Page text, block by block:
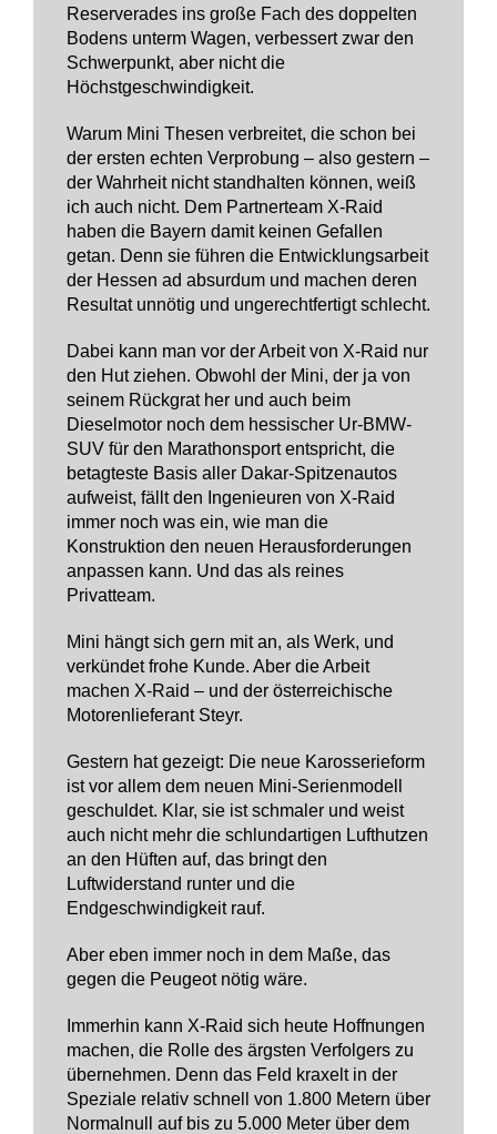
Reserverades ins große Fach des doppelten
Bodens unterm Wagen, verbessert zwar den
Schwerpunkt, aber nicht die
Höchstgeschwindigkeit.
Warum Mini Thesen verbreitet, die schon bei
der ersten echten Verprobung – also gestern –
der Wahrheit nicht standhalten können, weiß
ich auch nicht. Dem Partnerteam X-Raid
haben die Bayern damit keinen Gefallen
getan. Denn sie führen die Entwicklungsarbeit
der Hessen ad absurdum und machen deren
Resultat unnötig und ungerechtfertigt schlecht.
Dabei kann man vor der Arbeit von X-Raid nur
den Hut ziehen. Obwohl der Mini, der ja von
seinem Rückgrat her und auch beim
Dieselmotor noch dem hessischer Ur-BMW-
SUV für den Marathonsport entspricht, die
betagteste Basis aller Dakar-Spitzenautos
aufweist, fällt den Ingenieuren von X-Raid
immer noch was ein, wie man die
Konstruktion den neuen Herausforderungen
anpassen kann. Und das als reines
Privatteam.
Mini hängt sich gern mit an, als Werk, und
verkündet frohe Kunde. Aber die Arbeit
machen X-Raid – und der österreichische
Motorenlieferant Steyr.
Gestern hat gezeigt: Die neue Karosserieform
ist vor allem dem neuen Mini-Serienmodell
geschuldet. Klar, sie ist schmaler und weist
auch nicht mehr die schlundartigen Lufthutzen
an den Hüften auf, das bringt den
Luftwiderstand runter und die
Endgeschwindigkeit rauf.
Aber eben immer noch in dem Maße, das
gegen die Peugeot nötig wäre.
Immerhin kann X-Raid sich heute Hoffnungen
machen, die Rolle des ärgsten Verfolgers zu
übernehmen. Denn das Feld kraxelt in der
Speziale relativ schnell von 1.800 Metern über
Normalnull auf bis zu 5.000 Meter über dem